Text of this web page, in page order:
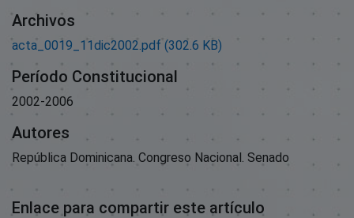
Archivos
acta_0019_11dic2002.pdf (302.6 KB)
Período Constitucional
2002-2006
Autores
República Dominicana. Congreso Nacional. Senado
Enlace para compartir este artículo